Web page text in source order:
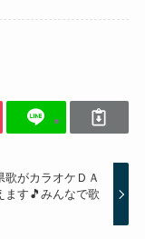
歌がカラオケＤＡ
ます🎵みんなで歌